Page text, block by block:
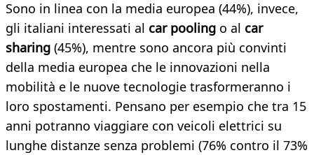
Sono in linea con la media europea (44%), invece,
gli italiani interessati al car pooling o al car
sharing (45%), mentre sono ancora più convinti
della media europea che le innovazioni nella
mobilità e le nuove tecnologie trasformeranno i
loro spostamenti. Pensano per esempio che tra 15
anni potranno viaggiare con veicoli elettrici su
lunghe distanze senza problemi (76% contro il 73%